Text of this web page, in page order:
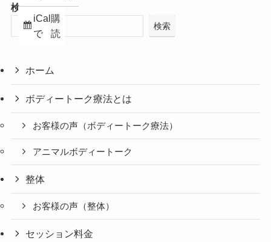
iCal
で
購
読
検索
検索
ホーム
ボディートーク療法とは
お客様の声（ボディートーク療法）
アニマルボディートーク
整体
お客様の声（整体）
セッション料金